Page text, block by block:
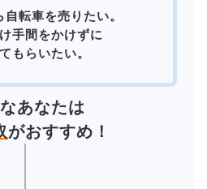
転車を売りたい。
手間をかけずに
もらいたい。
あなたは
がおすすめ！